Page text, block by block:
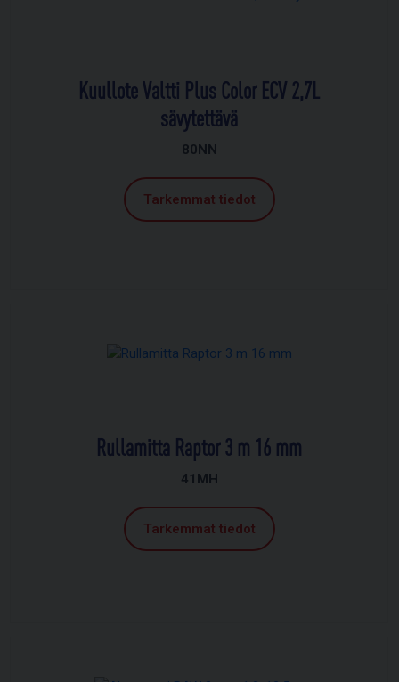
Kuullote Valtti Plus Color ECV 2,7L
sävytettävä
80NN
Tarkemmat tiedot
Rullamitta Raptor 3 m 16 mm
41MH
Tarkemmat tiedot